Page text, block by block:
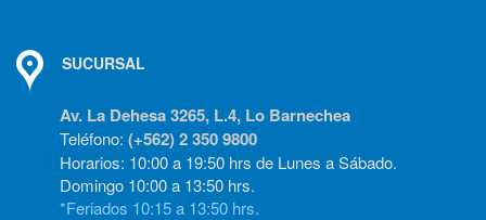
SUCURSAL
Av. La Dehesa 3265, L.4, Lo Barnechea
Teléfono: (+562) 2 350 9800
Horarios: 10:00 a 19:50 hrs de Lunes a Sábado.
Domingo 10:00 a 13:50 hrs.
*Feriados 10:15 a 13:50 hrs.